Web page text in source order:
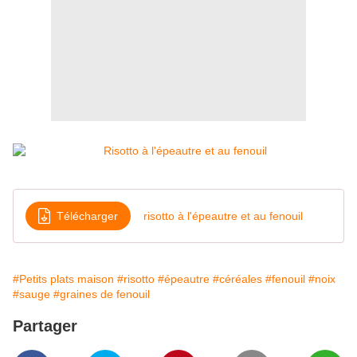
Télécharger risotto à l'épeautre et au fenouil
#Petits plats maison #risotto #épeautre #céréales #fenouil #noix
#sauge #graines de fenouil
Partager